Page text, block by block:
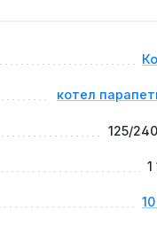
и как часто
кВт и расходе газа
котел
125/
1